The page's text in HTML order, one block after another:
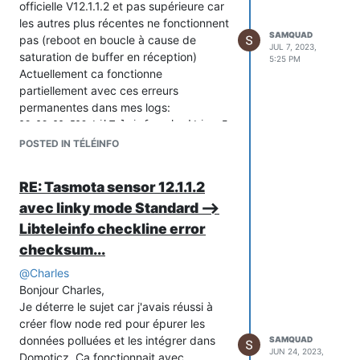
la cause?
Merci pour votre aide
Samquad
10:06:32.676 MQT: teleinfo/tele/SENSOR = {"Time":"2023-07-
10:06:33.676 MQT: teleinfo/tele/SENSOR = {"Time":"2023-07-
10:06:33.841 TIC: Message reset
10:06:34.927 MQT: teleinfo/tele/SENSOR = {"Time":"2023-07-
J'attends la réception du module
WeMos Teleinfo que j'ai commandé
pour voir si ça améliore le
officielle V12.1.1.2 et pas supérieure car
les autres plus récentes ne fonctionnent
pas (reboot en boucle à cause de
saturation de buffer en réception)
Actuellement ca fonctionne
partiellement avec ces erreurs
permanentes dans mes logs:
18:18:11.519 LibTeleinfo::checkLine Err checksum 0x2D !=
18:18:11.520 LibTeleinfo::checkLine Err checksum 0x20 !=
je tente de compiler avec visual studio
PlatformIO un firmware pour tester le
module téléinfo de
de ces fichiers V11.1 sous
https://github.com/NicolasBernaerts/tasmota/tree/master/
Je cherche à tester cette version de
téléinfo car elle pourrait peut être régler
mes problèmes...
POSTED IN TÉLÉINFO
SAMQUAD
JUL 7, 2023,
5:25 PM
RE: Tasmota sensor 12.1.1.2
avec linky mode Standard -->
Libteleinfo checkline error
checksum...
@Charles
Bonjour Charles,
Je déterre le sujet car j'avais réussi à
créer flow node red pour épurer les
données polluées et les intégrer dans
SAMQUAD
JUN 24, 2023,